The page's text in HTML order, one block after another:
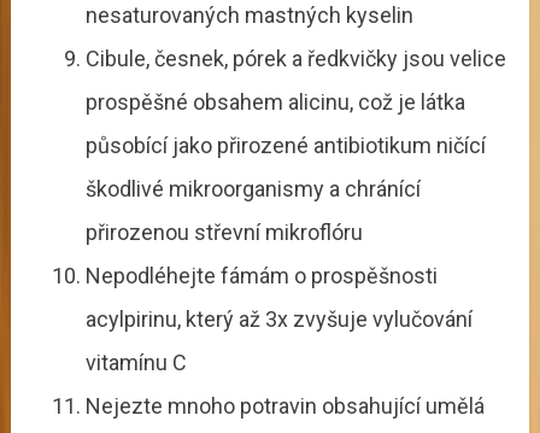
nesaturovaných mastných kyselin
Cibule, česnek, pórek a ředkvičky jsou velice
prospěšné obsahem alicinu, což je látka
působící jako přirozené antibiotikum ničící
škodlivé mikroorganismy a chránící
přirozenou střevní mikroflóru
Nepodléhejte fámám o prospěšnosti
acylpirinu, který až 3x zvyšuje vylučování
vitamínu C
Nejezte mnoho potravin obsahující umělá